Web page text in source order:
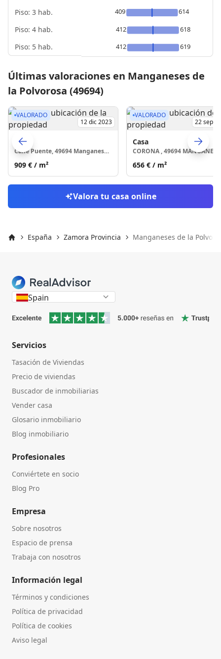
Piso: 3 hab.
Piso: 4 hab.
Piso: 5 hab.
409
614
412
618
412
619
Últimas valoraciones en Manganeses de
la Polvorosa (49694)
Skip to
VALORADO
12 dic 2023
Casa
Calle Puente, 49694 Manganeses de la Polvorosa
909 € / m²
VALORADO
22 sept
Casa
656 € / m²
Valora tu casa online
España Zamora Provincia Manganeses de la
Spain
Servicios
Tasación de Viviendas
Precio de viviendas
Buscador de inmobiliarias
Vender casa
Glosario inmobiliario
Blog inmobiliario
Profesionales
Conviértete en socio
Blog Pro
Empresa
Sobre nosotros
Espacio de prensa
Trabaja con nosotros
Información legal
Términos y condiciones
Política de privacidad
Política de cookies
Aviso legal